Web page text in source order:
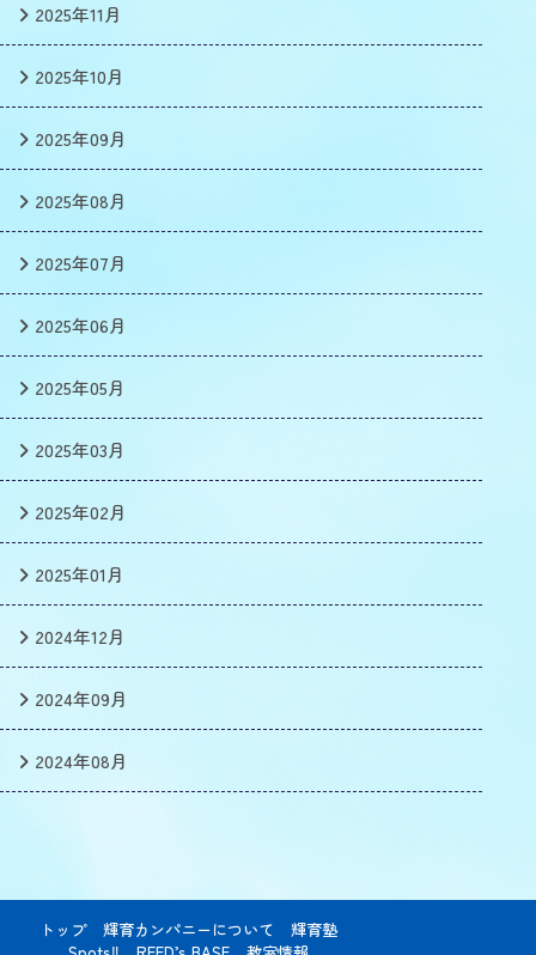
2025年11月
2025年10月
2025年09月
2025年08月
2025年07月
2025年06月
2025年05月
2025年03月
2025年02月
2025年01月
2024年12月
2024年09月
2024年08月
トップ 輝育カンパニーについて
輝育塾